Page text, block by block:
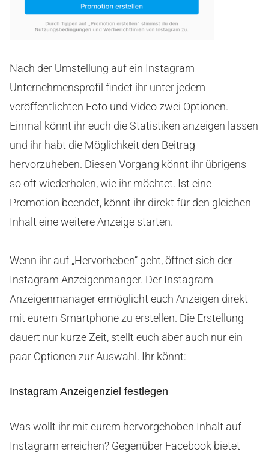
Nach der Umstellung auf ein Instagram
Unternehmensprofil findet ihr unter jedem
veröffentlichten Foto und Video zwei Optionen.
Einmal könnt ihr euch die Statistiken anzeigen lassen
und ihr habt die Möglichkeit den Beitrag
hervorzuheben. Diesen Vorgang könnt ihr übrigens
so oft wiederholen, wie ihr möchtet. Ist eine
Promotion beendet, könnt ihr direkt für den gleichen
Inhalt eine weitere Anzeige starten.
Wenn ihr auf „Hervorheben“ geht, öffnet sich der
Instagram Anzeigenmanger. Der Instagram
Anzeigenmanager ermöglicht euch Anzeigen direkt
mit eurem Smartphone zu erstellen. Die Erstellung
dauert nur kurze Zeit, stellt euch aber auch nur ein
paar Optionen zur Auswahl. Ihr könnt:
Instagram Anzeigenziel festlegen
Was wollt ihr mit eurem hervorgehoben Inhalt auf
Instagram erreichen? Gegenüber Facebook bietet